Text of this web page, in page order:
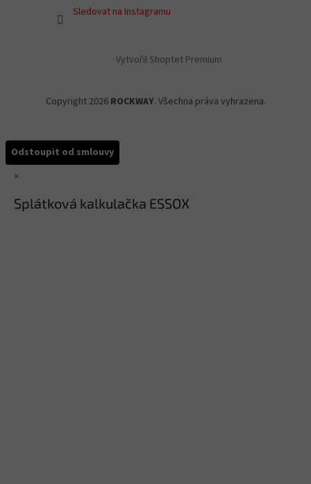
Sledovat na Instagramu
Vytvořil Shoptet Premium
Copyright 2026 ROCKWAY. Všechna práva vyhrazena.
Odstoupit od smlouvy
×
Splátková kalkulačka ESSOX